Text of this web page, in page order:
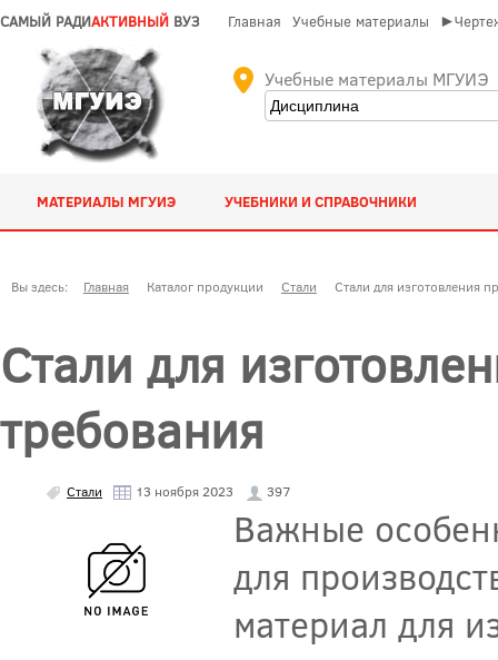
САМЫЙ РАДИАКТИВНЫЙ ВУЗ Главная Учебные материалы
Учебные материалы МГУИЭ
МАТЕРИАЛЫ МГУИЭ УЧЕБНИКИ И СПРАВОЧНИКИ
Вы здесь: Главная Каталог продукции Стали Стали для изготовления
Стали для
требования
Стали 13 ноября 2023 397
Важные
для
материал для